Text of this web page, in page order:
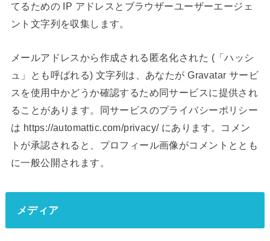
てるための IP アドレスとブラウザーユーザーエージェ
ント文字列を収集します。
メールアドレスから作成される匿名化された (「ハッシ
ュ」とも呼ばれる) 文字列は、あなたが Gravatar サービ
スを使用中かどうか確認するため同サービスに提供され
ることがあります。同サービスのプライバシーポリシー
は https://automattic.com/privacy/ にあります。コメン
トが承認されると、プロフィール画像がコメントととも
に一般公開されます。
メディア